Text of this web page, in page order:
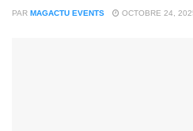
PAR MAGACTU EVENTS OCTOBRE 24,